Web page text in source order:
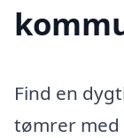
Find en
tømrer med